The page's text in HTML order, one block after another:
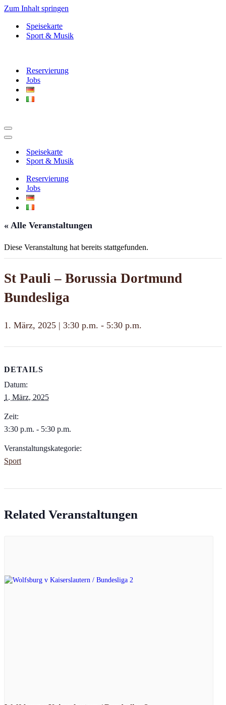
Zum Inhalt springen
Speisekarte
Sport & Musik
Reservierung
Jobs
Navigationsmenü
Navigationsmenü
Speisekarte
Sport & Musik
Reservierung
Jobs
« Alle Veranstaltungen
Diese Veranstaltung hat bereits stattgefunden.
St Pauli – Borussia Dortmund
Bundesliga
1. März, 2025 | 3:30 p.m. - 5:30 p.m.
DETAILS
Datum:
1. März, 2025
Zeit:
3:30 p.m. - 5:30 p.m.
Veranstaltungskategorie:
Sport
Related Veranstaltungen